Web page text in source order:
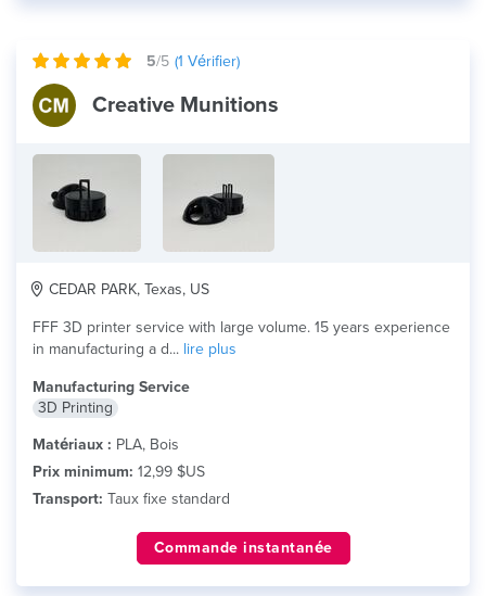
5/5 (1 Vérifier)
Creative Munitions
CEDAR PARK, Texas, US
FFF 3D printer service with large volume. 15 years experience
in manufacturing a d... lire plus
Manufacturing Service
3D Printing
Matériaux : PLA, Bois
Prix minimum: 12,99 $US
Transport: Taux fixe standard
Commande instantanée